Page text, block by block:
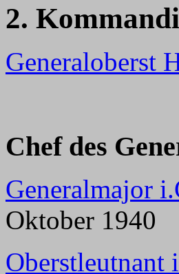
2.
Generaloberst
Chef des
Generalmajor
Oktober 1940
Oberstleutnant